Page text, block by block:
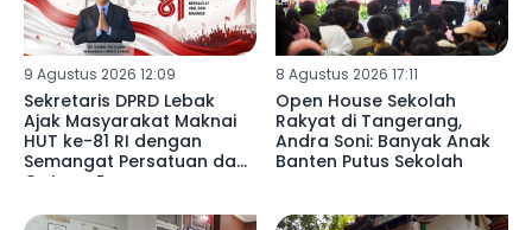
9 Agustus 2026 12:09
Sekretaris DPRD Lebak
Ajak Masyarakat Maknai
HUT ke-81 RI dengan
Semangat Persatuan dan
Gotong Royong
8 Agustus 2026 17:11
Open House Sekolah
Rakyat di Tangerang,
Andra Soni: Banyak Anak
Banten Putus Sekolah